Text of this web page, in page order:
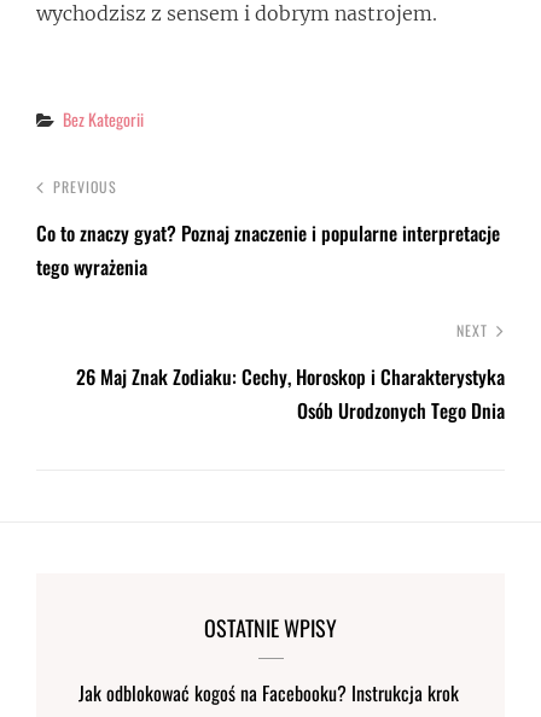
wychodzisz z sensem i dobrym nastrojem.
Categories
Bez Kategorii
PREVIOUS
Co to znaczy gyat? Poznaj znaczenie i popularne interpretacje
tego wyrażenia
NEXT
26 Maj Znak Zodiaku: Cechy, Horoskop i Charakterystyka
Osób Urodzonych Tego Dnia
OSTATNIE WPISY
Jak odblokować kogoś na Facebooku? Instrukcja krok